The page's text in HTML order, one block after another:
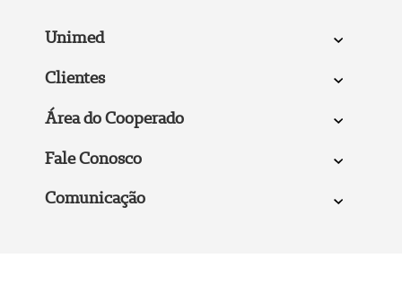
Unimed
Clientes
Área do Cooperado
Fale Conosco
Comunicação